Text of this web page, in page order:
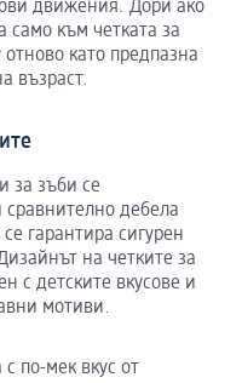
движения. Дори ако
само към четката за
като предпазна
възраст.
за зъби се
сравнително дебела
гарантира сигурен
на четките за
с детските вкусове и
мотиви.
с по-мек вкус от